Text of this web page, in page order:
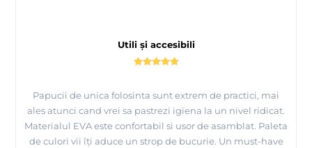
Utili și accesibili
Papucii de unica folosinta sunt extrem de practici, mai
ales atunci cand vrei sa pastrezi igiena la un nivel ridicat.
Materialul EVA este confortabil si usor de asamblat. Paleta
de culori vii îți aduce un strop de bucurie. Un must-have